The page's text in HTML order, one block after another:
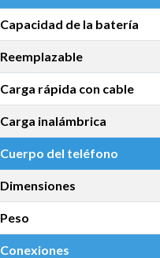
Capacidad de la batería
Reemplazable
Carga rápida con cable
Carga inalámbrica
Cuerpo del teléfono
Dimensiones
Peso
Conexiones